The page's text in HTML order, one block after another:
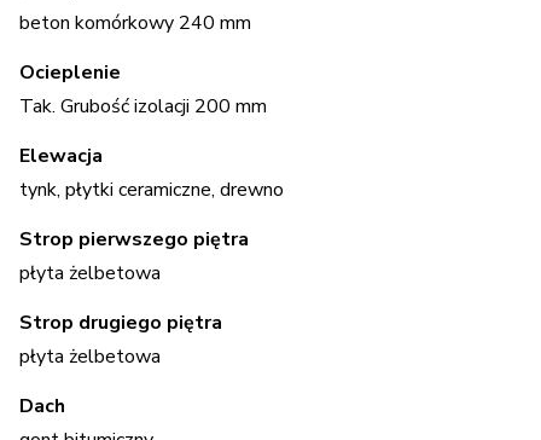
beton komórkowy 240 mm
Ocieplenie
Tak. Grubość izolacji 200 mm
Elewacja
tynk, płytki ceramiczne, drewno
Strop pierwszego piętra
płyta żelbetowa
Strop drugiego piętra
płyta żelbetowa
Dach